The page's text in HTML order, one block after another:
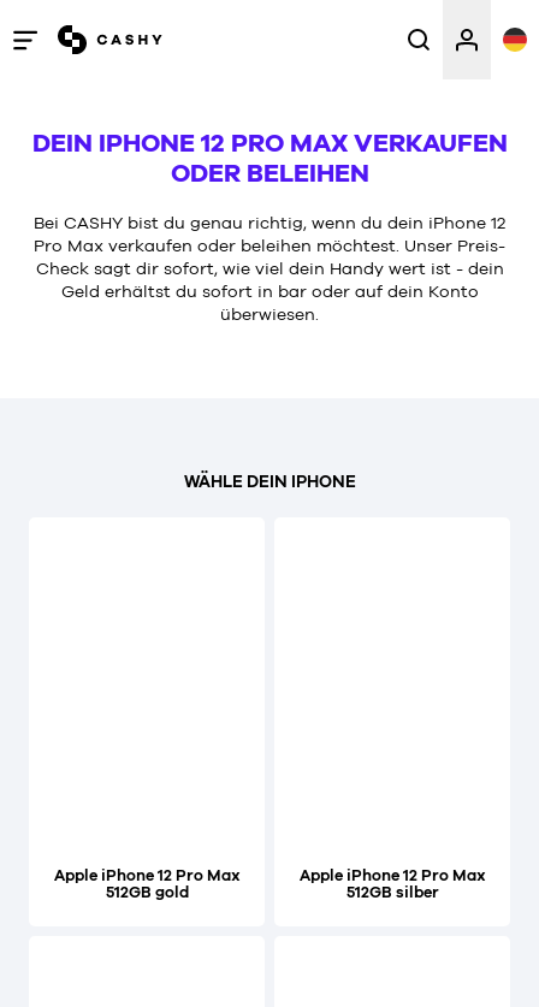
Menü
schließen
DEIN IPHONE 12 PRO MAX VERKAUFEN
ODER BELEIHEN
Bei CASHY bist du genau richtig, wenn du dein iPhone 12
Pro Max verkaufen oder beleihen möchtest. Unser Preis-
Check sagt dir sofort, wie viel dein Handy wert ist - dein
Geld erhältst du sofort in bar oder auf dein Konto
überwiesen.
WÄHLE DEIN IPHONE
Apple iPhone 12 Pro Max
512GB gold
Apple iPhone 12 Pro Max
512GB silber